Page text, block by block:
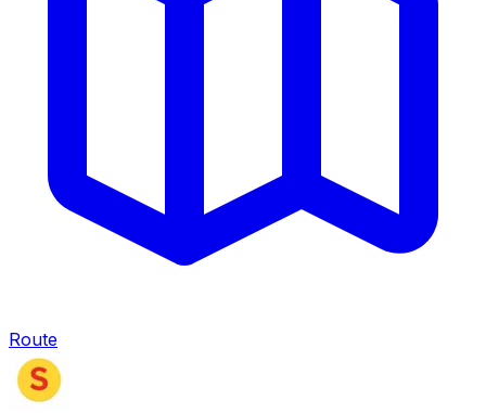
Route